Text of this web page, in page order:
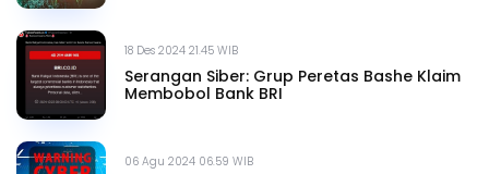
18 Des 2024 21.45 WIB
Serangan Siber: Grup Peretas Bashe Klaim
Membobol Bank BRI
06 Agu 2024 06.59 WIB